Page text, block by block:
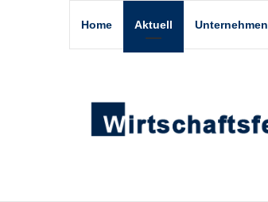
Home Aktuell Unternehmen